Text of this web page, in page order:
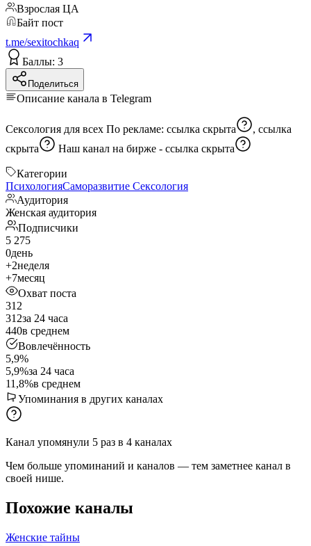
Взрослая ЦА
Байт пост
t.me/sexitochkaq
Баллы: 3
Поделиться
Описание канала в Telegram
Сексология для всех По рекламе: ссылка скрыта , ссылка
скрыта
Наш канал на бирже - ссылка скрыта
Категории
ПсихологияСаморазвитие Сексология
Аудитория
Женская аудитория
Подписчики
5 275
0день
+2неделя
+7месяц
Охват поста
312
312за 24 часа
440в среднем
Вовлечённость
5,9%
5,9%за 24 часа
11,8%в среднем
Упоминания в других каналах
Канал упомянули 5 раз в 4 каналах
Чем больше упоминаний и каналов — тем заметнее канал в
своей нише.
Похожие каналы
Женские тайны